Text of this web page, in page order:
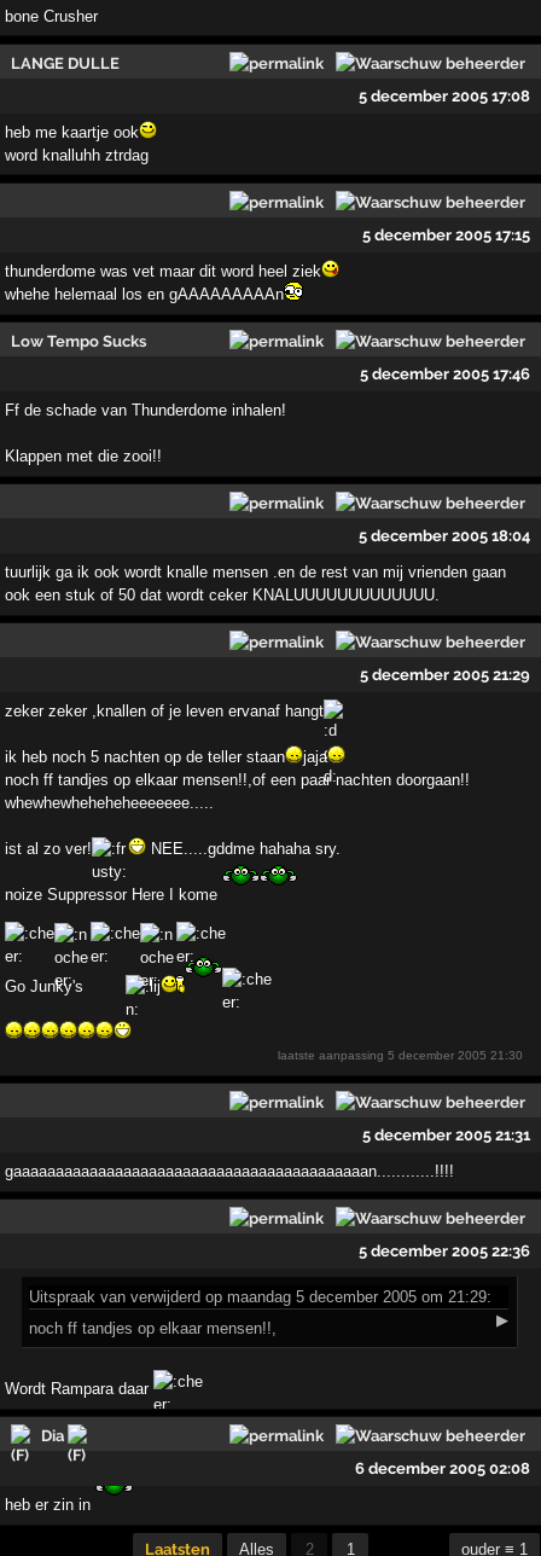
bone Crusher
LANGE DULLE
5 december 2005 17:08
heb me kaartje ook
word knalluhh ztrdag
5 december 2005 17:15
thunderdome was vet maar dit word heel ziek
whehe helemaal los en gAAAAAAAAAn
Low Tempo Sucks
5 december 2005 17:46
Ff de schade van Thunderdome inhalen!
Klappen met die zooi!!
5 december 2005 18:04
tuurlijk ga ik ook wordt knalle mensen .en de rest van mij vrienden gaan
ook een stuk of 50 dat wordt ceker KNALUUUUUUUUUUUUU.
5 december 2005 21:29
zeker zeker ,knallen of je leven ervanaf hangt
ik heb noch 5 nachten op de teller staan
jaja
noch ff tandjes op elkaar mensen!!,of een paar nachten doorgaan!!
whewhewheheheheeeeeee.....
ist al zo ver! NEE.....gddme hahaha sry.
noize Suppressor Here I kome
Go Junky's
laatste aanpassing5 december 2005 21:30
5 december 2005 21:31
gaaaaaaaaaaaaaaaaaaaaaaaaaaaaaaaaaaaaaaaaaan......­......!!!!
5 december 2005 22:36
Uitspraak van verwijderd op maandag 5 december 2005 om 21:29:
▶
noch ff tandjes op elkaar mensen!!,
Wordt Rampara daar
Dia
6 december 2005 02:08
heb er zin in
Laatsten Alles 2 1 ouder ≡ 1